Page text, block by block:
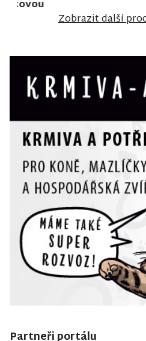
Zobrazit další
Partneři portálu